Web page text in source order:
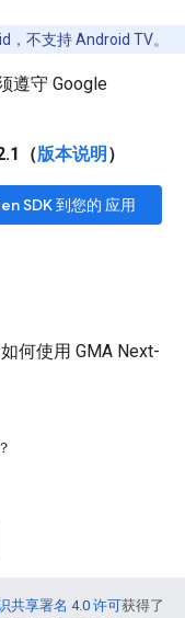
，不支持 Android TV。
遵守 Google
（版本说明 ）
SDK到您的 应用
何使用 GMA Next-
共享署名 4.0 许可获得了